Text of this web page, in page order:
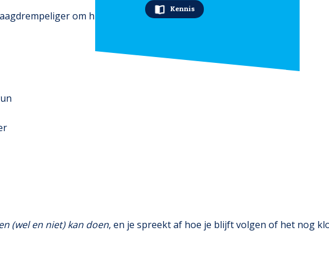
om hulp te vragen. Want
(wel en niet) kan doen, en je spreekt af hoe je blijft volgen of het nog
Kennis